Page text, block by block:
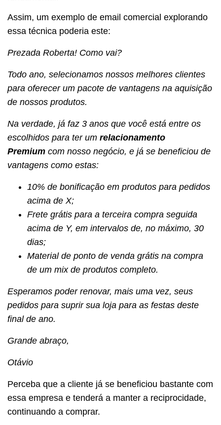
Assim, um exemplo de email comercial explorando
essa técnica poderia este:
Prezada Roberta! Como vai?
Todo ano, selecionamos nossos melhores clientes
para oferecer um pacote de vantagens na aquisição
de nossos produtos.
Na verdade, já faz 3 anos que você está entre os
escolhidos para ter um relacionamento
Premium com nosso negócio, e já se beneficiou de
vantagens como estas:
10% de bonificação em produtos para pedidos
acima de X;
Frete grátis para a terceira compra seguida
acima de Y, em intervalos de, no máximo, 30
dias;
Material de ponto de venda grátis na compra
de um mix de produtos completo.
Esperamos poder renovar, mais uma vez, seus
pedidos para suprir sua loja para as festas deste
final de ano.
Grande abraço,
Otávio
Perceba que a cliente já se beneficiou bastante com
essa empresa e tenderá a manter a reciprocidade,
continuando a comprar.